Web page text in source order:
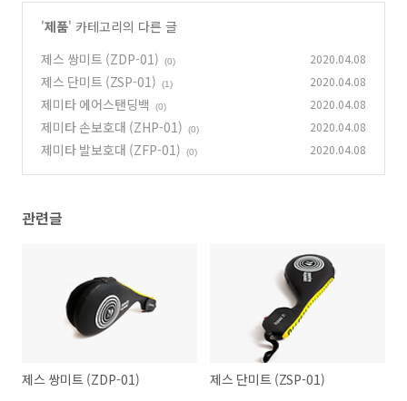
'제품' 카테고리의 다른 글
제스 쌍미트 (ZDP-01)
(0) 2020.04.08
제스 단미트 (ZSP-01) (1) 2020.04.08
제미타 에어스탠딩백 (0) 2020.04.08
제미타 손보호대 (ZHP-01) (0) 2020.04.08
제미타 발보호대 (ZFP-01) (0) 2020.04.08
관련글
제스 쌍미트 (ZDP-01) 제스 단미트 (ZSP-01)